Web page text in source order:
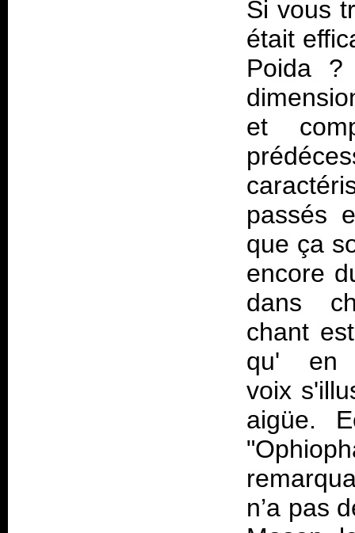
Si vous
était
Poida
et
passés
que ça
encore
dans
chant
qu' en
voix
aigüe.
n’a pas